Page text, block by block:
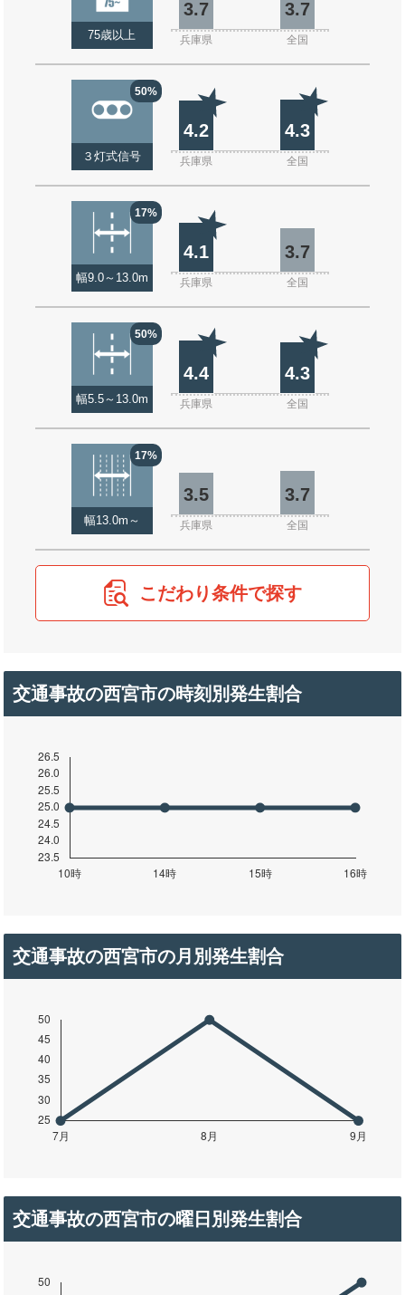
75歳以上
3.7 3.7
兵庫県 全国
50%
３灯式信号
4.2 4.3
兵庫県 全国
17%
幅9.0～13.0m
4.1 3.7
兵庫県 全国
50%
幅5.5～13.0m
4.4 4.3
兵庫県 全国
17%
幅13.0m～
3.5 3.7
兵庫県 全国
こだわり条件で探す
交通事故の西宮市の時刻別発生割合
交通事故の西宮市の月別発生割合
交通事故の西宮市の曜日別発生割合